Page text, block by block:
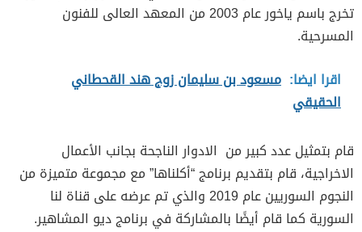
تخرج باسم ياخور عام 2003 من المعهد العالى للفنون
المسرحية.
اقرا ايضا: مسعود بن سليمان زوج هند القحطاني
الحقيقي
قام بتمثيل عدد كبير من الادوار الناجحة بجانب الأعمال
الاخراجية، قام بتقديم برنامج “أكلناها” مع مجموعة متميزة من
النجوم السوريين عام 2019 والذي تم عرضه على قناة لنا
السورية كما قام أيضًا بالمشاركة في برنامج ديو المشاهير.